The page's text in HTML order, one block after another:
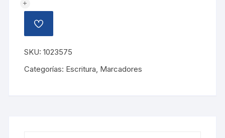
NEON
6
cantidad
AÑADIR
A
LISTA
DE
DESEOS
SKU:1023575
Categorías: Escritura, Marcadores